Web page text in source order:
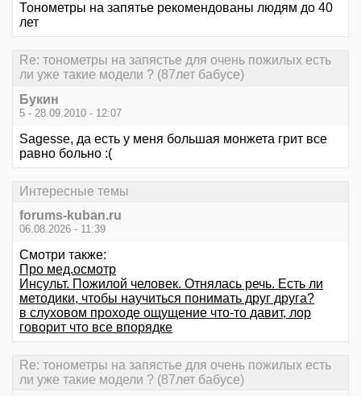
Тонометры на запятье рекомендованы людям до 40
лет
Re: тонометры на запястье для очень пожилых есть
ли уже такие модели ? (87лет бабусе)
Букин
5 - 28.09.2010 - 12:07
Sagesse, да есть у меня большая монжета грит все
равно больно :(
Интересные темы
forums-kuban.ru
06.08.2026 - 11:39
Смотри также:
Про мед.осмотр
Инсульт. Пожилой человек. Отнялась речь. Есть ли
методики, чтобы научиться понимать друг друга?
в слуховом проходе ощущение что-то давит, лор
говорит что все впорядке
Re: тонометры на запястье для очень пожилых есть
ли уже такие модели ? (87лет бабусе)